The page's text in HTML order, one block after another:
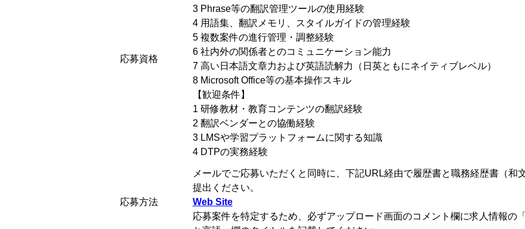
応募資格
3 Phrase等の翻訳管理ツールの使用経験
4 用語集、翻訳メモリ、スタイルガイドの管理経験
5 複数案件の進行管理・調整経験
6 社内外の関係者とのコミュニケーション能力
7 高い日本語文章力および英語読解力（日英ともにネイティブレベル）
8 Microsoft Office等の基本操作スキル
【歓迎条件】
1 研修教材・教育コンテンツの翻訳経験
2 翻訳ベンダーとの協働経験
3 LMSや学習プラットフォームに関する知識
4 DTPの実務経験
応募方法
メールでご応募いただくと同時に、下記URL経由で履歴書と職務経歴書（和
提出ください。
Web Site
応募案件を特定するため、必ずアップロード画面のコメント欄に求人情報の